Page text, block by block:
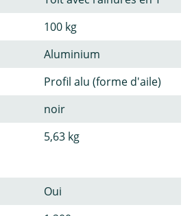
100 kg
Aluminium
Profil alu (forme d'aile)
noir
5,63 kg
Oui